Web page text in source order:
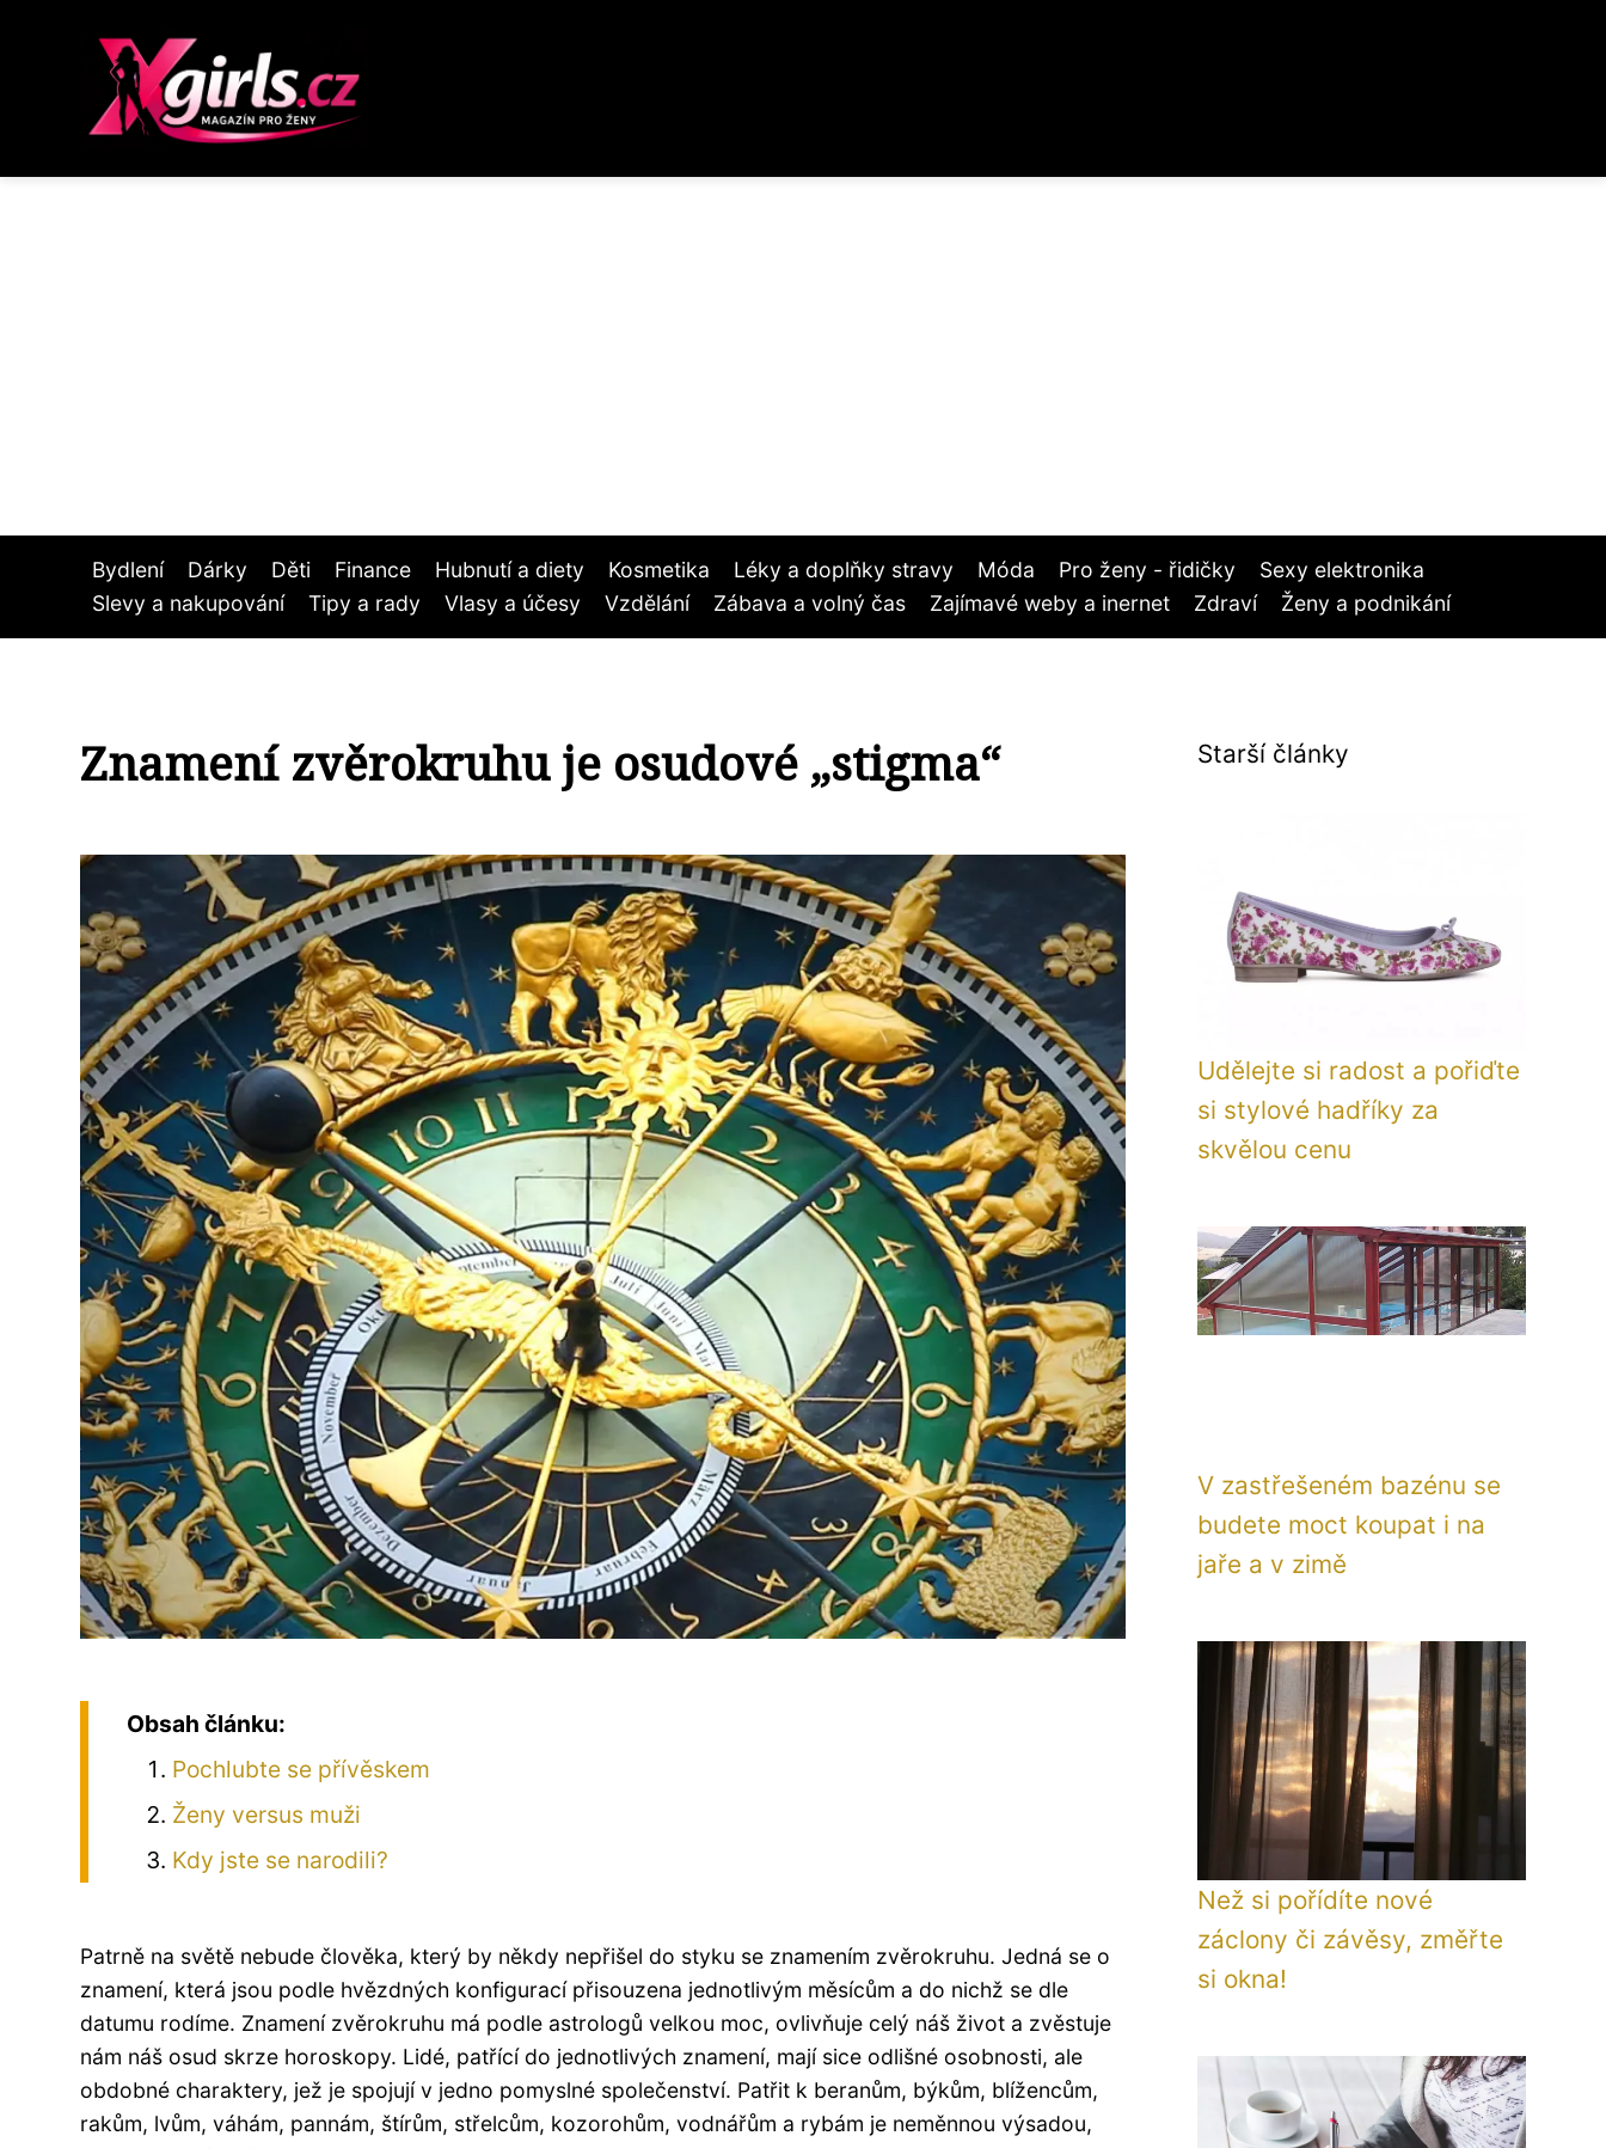
Bydlení Dárky Děti Finance Hubnutí a diety Kosmetika Léky a doplňky stravy Móda Pro ženy - řidičky
Sexy elektronika
Slevy a nakupování
Tipy a rady Vlasy a účesy Vzdělání Zábava a volný čas Zajímavé weby a inernet Zdraví Ženy a podnikání
Znamení zvěrokruhu je osudové „stigma“
Obsah článku:
Pochlubte se přívěskem
Ženy versus muži
Kdy jste se narodili?
Patrně na světě nebude člověka, který by někdy nepřišel do styku se znamením zvěrokruhu. Jedná se o
znamení, která jsou podle hvězdných konfigurací přisouzena jednotlivým měsícům a do nichž se dle
datumu rodíme. Znamení zvěrokruhu má podle astrologů velkou moc, ovlivňuje celý náš život a zvěstuje
nám náš osud skrze horoskopy. Lidé, patřící do jednotlivých znamení, mají sice odlišné osobnosti, ale
obdobné charaktery, jež je spojují v jedno pomyslné společenství. Patřit k beranům, býkům, blížencům,
rakům, lvům, váhám, pannám, štírům, střelcům, kozorohům, vodnářům a rybám je neměnnou výsadou,
Starší články
Udělejte si radost a pořiďte
si stylové hadříky za
skvělou cenu
V zastřešeném bazénu se
budete moct koupat i na
jaře a v zimě
Než si pořídíte nové
záclony či závěsy, změřte
si okna!